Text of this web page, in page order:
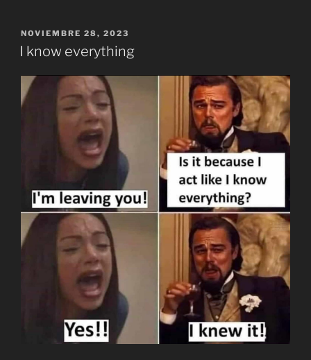
PUBLICADO
EL
NOVIEMBRE 28, 2023
I know everything